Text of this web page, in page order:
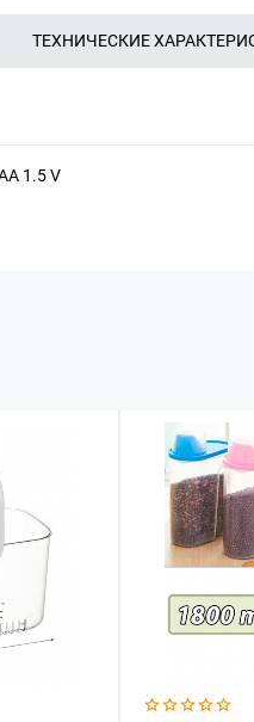
ТЕХНИЧЕСКИЕ
1.5 V